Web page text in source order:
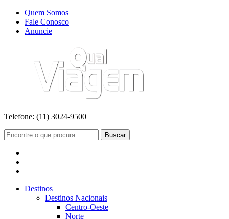
Quem Somos
Fale Conosco
Anuncie
Telefone: (11) 3024-9500
Buscar
Destinos
Destinos Nacionais
Centro-Oeste
Norte